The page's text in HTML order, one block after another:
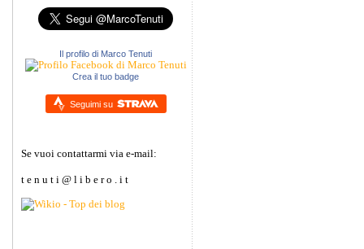
Il profilo di Marco Tenuti
Crea il tuo badge
Seguimi su
Se vuoi contattarmi via e-mail:
t e n u t i @ l i b e r o . i t